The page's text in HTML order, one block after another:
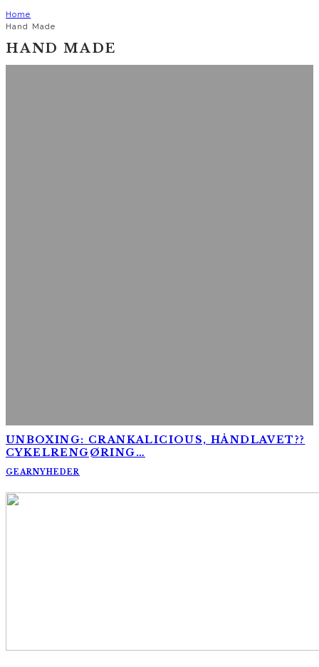
Home
Hand Made
HAND MADE
UNBOXING: CRANKALICIOUS, HÅNDLAVET??
CYKELRENGØRING…
GEARNYHEDER